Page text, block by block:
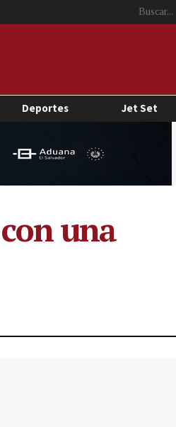
Deportes Jet Set
una